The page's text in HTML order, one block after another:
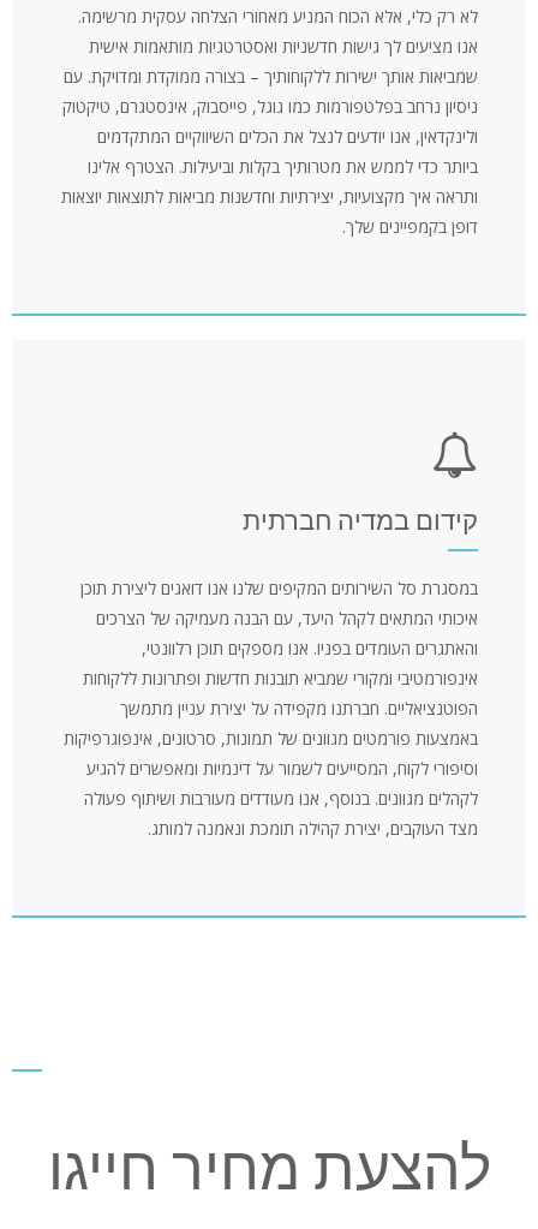
לא רק כלי, אלא הכוח המניע מאחורי הצלחה עסקית מרשימה.
אנו מציעים לך גישות חדשניות ואסטרטגיות מותאמות אישית
שמביאות אותך ישירות ללקוחותיך – בצורה ממוקדת ומדויקת. עם
ניסיון נרחב בפלטפורמות כמו גוגל, פייסבוק, אינסטגרם, טיקטוק
ולינקדאין, אנו יודעים לנצל את הכלים השיווקיים המתקדמים
ביותר כדי לממש את מטרותיך בקלות וביעילות. הצטרף אלינו
ותראה איך מקצועיות, יצירתיות וחדשנות מביאות לתוצאות יוצאות
דופן בקמפיינים שלך.
קידום במדיה חברתית
במסגרת סל השירותים המקיפים שלנו אנו דואגים ליצירת תוכן
איכותי המתאים לקהל היעד, עם הבנה מעמיקה של הצרכים
והאתגרים העומדים בפניו. אנו מספקים תוכן רלוונטי,
אינפורמטיבי ומקורי שמביא תובנות חדשות ופתרונות ללקוחות
הפוטנציאליים. חברתנו מקפידה על יצירת עניין מתמשך
באמצעות פורמטים מגוונים של תמונות, סרטונים, אינפוגרפיקות
וסיפורי לקוח, המסייעים לשמור על דינמיות ומאפשרים להגיע
לקהלים מגוונים. בנוסף, אנו מעודדים מעורבות ושיתוף פעולה
מצד העוקבים, יצירת קהילה תומכת ונאמנה למותג.
להצעת מחיר חייגו